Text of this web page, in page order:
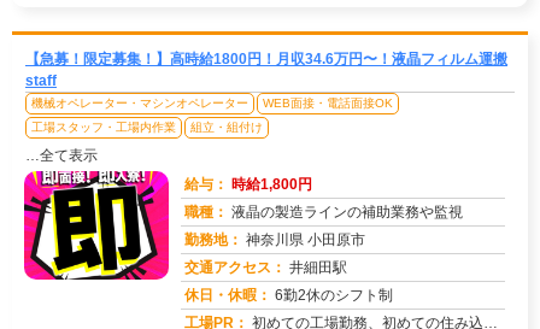
【急募！限定募集！】高時給1800円！月収34.6万円〜！液晶フィルム運搬
staff
機械オペレーター・マシンオペレーター
WEB面接・電話面接OK
工場スタッフ・工場内作業
組立・組付け
…全て表示
給与： 時給1,800円
職種： 液晶の製造ラインの補助業務や監視
勤務地： 神奈川県 小田原市
交通アクセス： 井細田駅
休日・休暇： 6勤2休のシフト制
工場PR： 初めての工場勤務、初めての住み込み…不安は尽きないですよね。でも大丈夫！株式会社京栄センターなら、あなたをしっかり...